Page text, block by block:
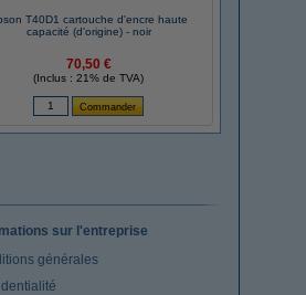
T40D1 cartouche d'encre haute
capacité (d'origine) - noir
70,50 €
(Inclus : 21% de TVA)
sur l'entreprise
générales